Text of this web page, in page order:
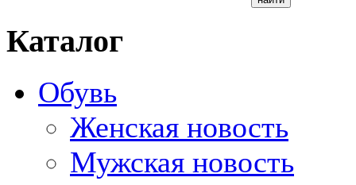
Каталог
Обувь
Женская новость
Мужская новость